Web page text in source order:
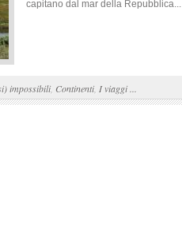
capitano dal mar della Repubblica...
impossibili, Continenti, I viaggi ...